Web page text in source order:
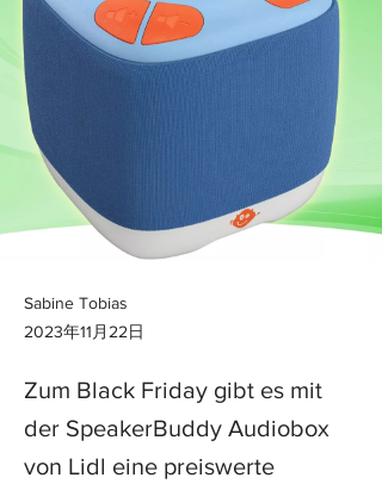
Sabine Tobias
2023年11月22日
Zum Black Friday gibt es mit
der SpeakerBuddy Audiobox
von Lidl eine preiswerte